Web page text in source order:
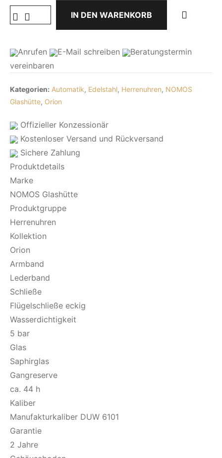
IN DEN WARENKORB
Anrufen E-Mail schreiben
Beratungstermin
vereinbaren
Kategorien: Automatik, Edelstahl, Herrenuhren, NOMOS
Glashütte, Orion
Offizieller Konzessionär
Kostenloser Versand und Rückversand
Sichere Zahlung
Produktdetails
Marke
NOMOS Glashütte
Produktgruppe
Herrenuhren
Kollektion
Orion
Armband
Lederband
Schließe
Flügelschließe eckig
Wasserdichtigkeit
5 bar
Glas
Saphirglas
Gangreserve
ca. 44 h
Kaliber
Manufakturkaliber DUW 6101
Garantie
2 Jahre